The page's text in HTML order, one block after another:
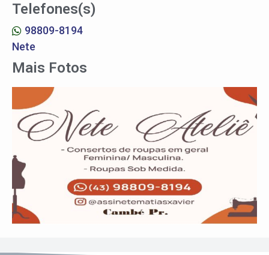
Telefones(s)
98809-8194
Nete
Mais Fotos